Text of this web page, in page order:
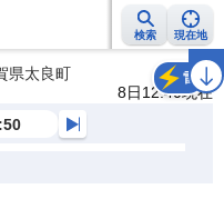
検索 現在地
警報・注意報 2週間天気 ラ
県太良町
8日12:40現在
雷